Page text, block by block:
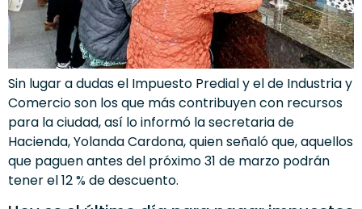
Sin lugar a dudas el Impuesto Predial y el de Industria y
Comercio son los que más contribuyen con recursos
para la ciudad, así lo informó la secretaria de
Hacienda, Yolanda Cardona, quien señaló que, aquellos
que paguen antes del próximo 31 de marzo podrán
tener el 12 % de descuento.